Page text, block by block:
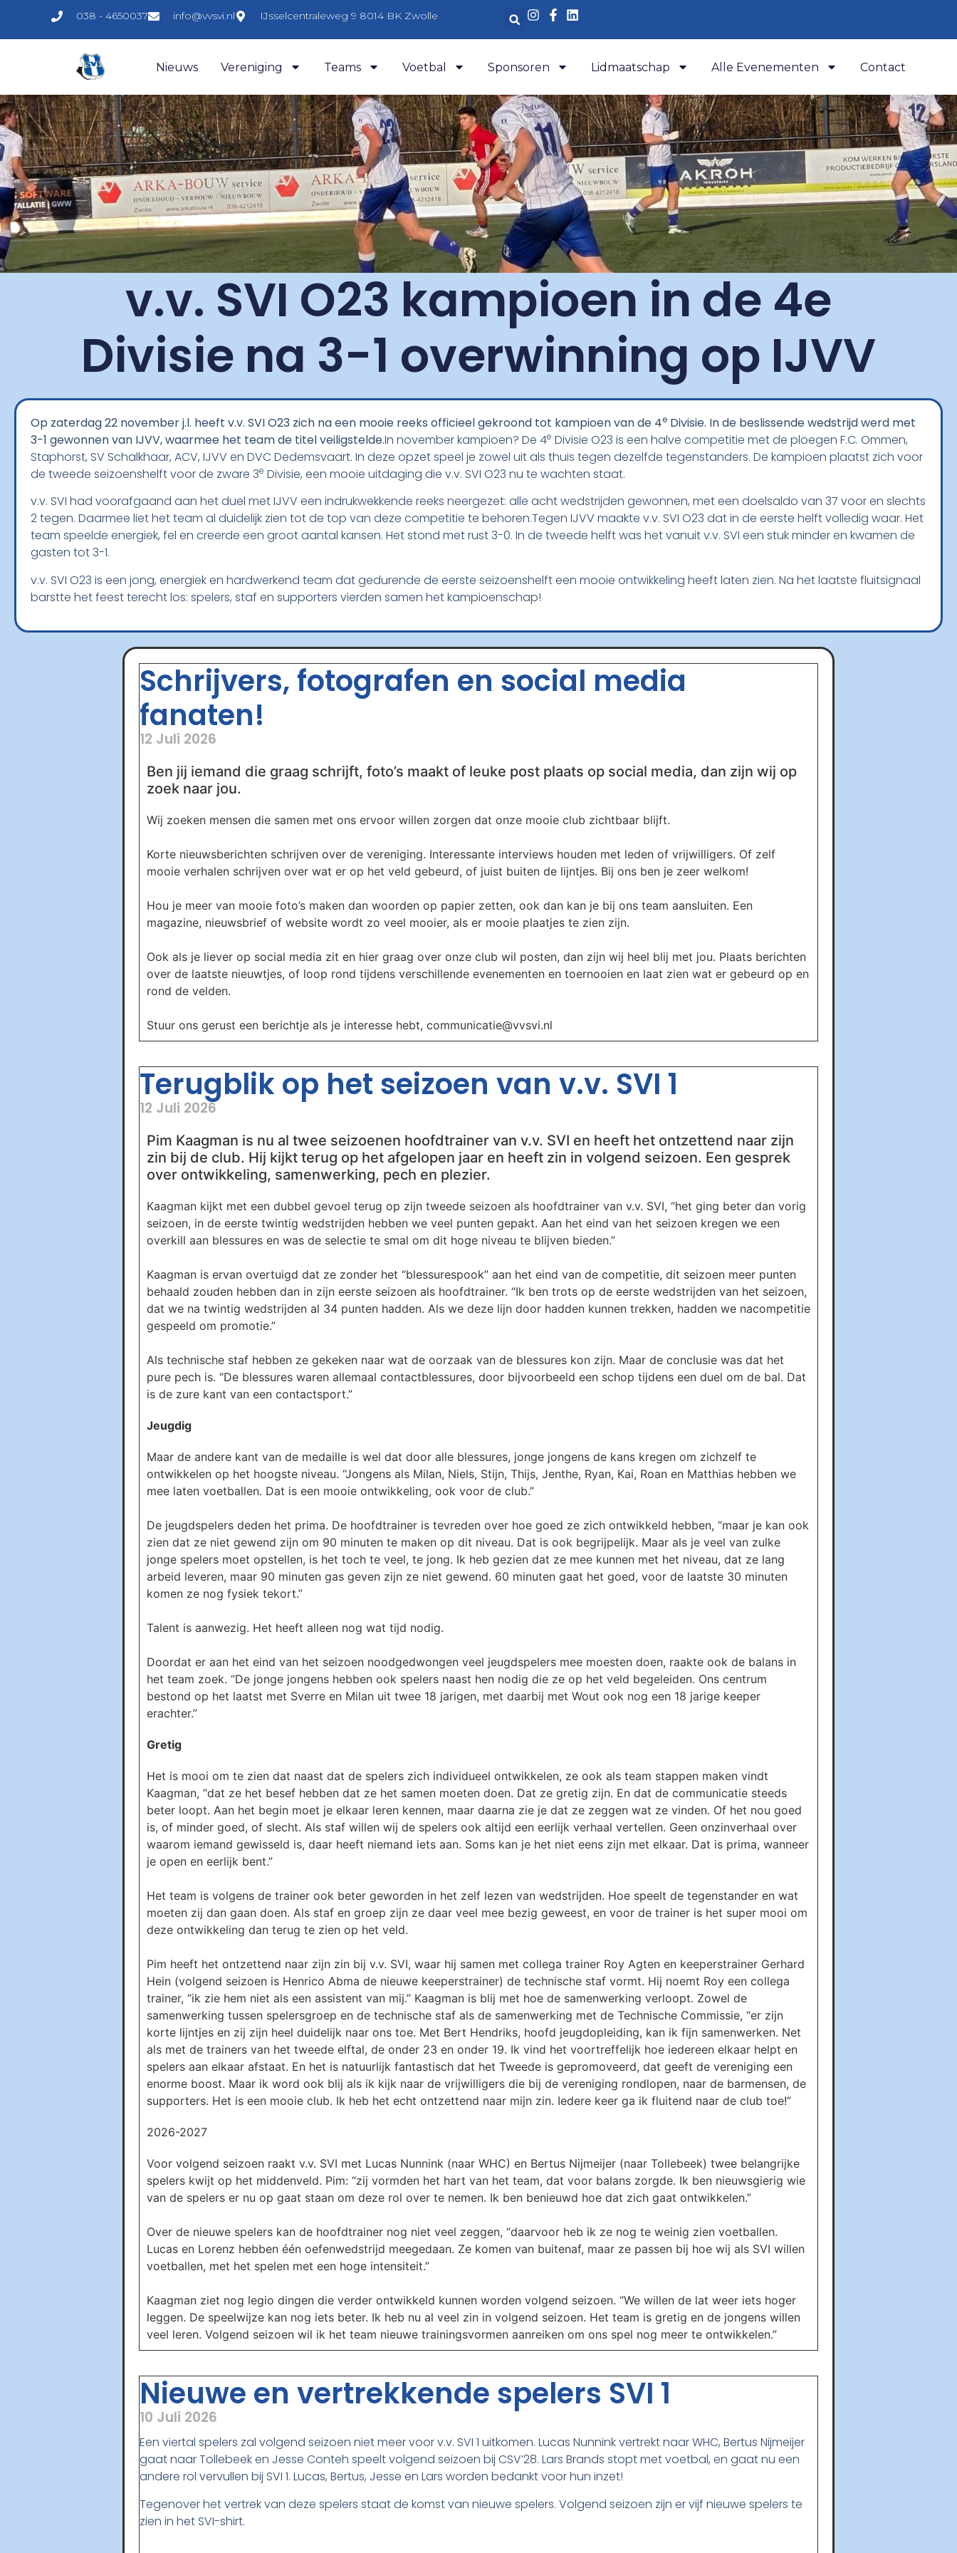
038 - 4650037 info@vvsvi.nl IJsselcentraleweg 9 8014 BK Zwolle
Nieuws Vereniging Teams Voetbal Sponsoren Lidmaatschap Alle Evenementen Contact
v.v. SVI O23 kampioen in de 4e
Divisie na 3-1 overwinning op IJVV
Op zaterdag 22 november j.l. heeft v.v. SVI O23 zich na een mooie reeks officieel gekroond tot kampioen van de 4e Divisie. In de beslissende wedstrijd werd met
3-1 gewonnen van IJVV, waarmee het team de titel veiligstelde.In november kampioen? De 4e Divisie O23 is een halve competitie met de ploegen F.C. Ommen,
Staphorst, SV Schalkhaar, ACV, IJVV en DVC Dedemsvaart. In deze opzet speel je zowel uit als thuis tegen dezelfde tegenstanders. De kampioen plaatst zich voor
de tweede seizoenshelft voor de zware 3e Divisie, een mooie uitdaging die v.v. SVI O23 nu te wachten staat.
v.v. SVI had voorafgaand aan het duel met IJVV een indrukwekkende reeks neergezet: alle acht wedstrijden gewonnen, met een doelsaldo van 37 voor en slechts
2 tegen. Daarmee liet het team al duidelijk zien tot de top van deze competitie te behoren.Tegen IJVV maakte v.v. SVI O23 dat in de eerste helft volledig waar. Het
team speelde energiek, fel en creerde een groot aantal kansen. Het stond met rust 3-0. In de tweede helft was het vanuit v.v. SVI een stuk minder en kwamen de
gasten tot 3-1.
v.v. SVI O23 is een jong, energiek en hardwerkend team dat gedurende de eerste seizoenshelft een mooie ontwikkeling heeft laten zien. Na het laatste fluitsignaal
barstte het feest terecht los: spelers, staf en supporters vierden samen het kampioenschap!
Schrijvers, fotografen en social media
fanaten!
12 Juli 2026
Ben jij iemand die graag schrijft, foto’s maakt of leuke post plaats op social media, dan zijn wij op
zoek naar jou.
Wij zoeken mensen die samen met ons ervoor willen zorgen dat onze mooie club zichtbaar blijft.
Korte nieuwsberichten schrijven over de vereniging. Interessante interviews houden met leden of vrijwilligers. Of zelf
mooie verhalen schrijven over wat er op het veld gebeurd, of juist buiten de lijntjes. Bij ons ben je zeer welkom!
Hou je meer van mooie foto’s maken dan woorden op papier zetten, ook dan kan je bij ons team aansluiten. Een
magazine, nieuwsbrief of website wordt zo veel mooier, als er mooie plaatjes te zien zijn.
Ook als je liever op social media zit en hier graag over onze club wil posten, dan zijn wij heel blij met jou. Plaats berichten
over de laatste nieuwtjes, of loop rond tijdens verschillende evenementen en toernooien en laat zien wat er gebeurd op en
rond de velden.
Stuur ons gerust een berichtje als je interesse hebt, communicatie@vvsvi.nl
Terugblik op het seizoen van v.v. SVI 1
12 Juli 2026
Pim Kaagman is nu al twee seizoenen hoofdtrainer van v.v. SVI en heeft het ontzettend naar zijn
zin bij de club. Hij kijkt terug op het afgelopen jaar en heeft zin in volgend seizoen. Een gesprek
over ontwikkeling, samenwerking, pech en plezier.
Kaagman kijkt met een dubbel gevoel terug op zijn tweede seizoen als hoofdtrainer van v.v. SVI, “het ging beter dan vorig
seizoen, in de eerste twintig wedstrijden hebben we veel punten gepakt. Aan het eind van het seizoen kregen we een
overkill aan blessures en was de selectie te smal om dit hoge niveau te blijven bieden.”
Kaagman is ervan overtuigd dat ze zonder het “blessurespook” aan het eind van de competitie, dit seizoen meer punten
behaald zouden hebben dan in zijn eerste seizoen als hoofdtrainer. “Ik ben trots op de eerste wedstrijden van het seizoen,
dat we na twintig wedstrijden al 34 punten hadden. Als we deze lijn door hadden kunnen trekken, hadden we nacompetitie
gespeeld om promotie.”
Als technische staf hebben ze gekeken naar wat de oorzaak van de blessures kon zijn. Maar de conclusie was dat het
pure pech is. “De blessures waren allemaal contactblessures, door bijvoorbeeld een schop tijdens een duel om de bal. Dat
is de zure kant van een contactsport.”
Jeugdig
Maar de andere kant van de medaille is wel dat door alle blessures, jonge jongens de kans kregen om zichzelf te
ontwikkelen op het hoogste niveau. “Jongens als Milan, Niels, Stijn, Thijs, Jenthe, Ryan, Kai, Roan en Matthias hebben we
mee laten voetballen. Dat is een mooie ontwikkeling, ook voor de club.”
De jeugdspelers deden het prima. De hoofdtrainer is tevreden over hoe goed ze zich ontwikkeld hebben, “maar je kan ook
zien dat ze niet gewend zijn om 90 minuten te maken op dit niveau. Dat is ook begrijpelijk. Maar als je veel van zulke
jonge spelers moet opstellen, is het toch te veel, te jong. Ik heb gezien dat ze mee kunnen met het niveau, dat ze lang
arbeid leveren, maar 90 minuten gas geven zijn ze niet gewend. 60 minuten gaat het goed, voor de laatste 30 minuten
komen ze nog fysiek tekort.”
Talent is aanwezig. Het heeft alleen nog wat tijd nodig.
Doordat er aan het eind van het seizoen noodgedwongen veel jeugdspelers mee moesten doen, raakte ook de balans in
het team zoek. “De jonge jongens hebben ook spelers naast hen nodig die ze op het veld begeleiden. Ons centrum
bestond op het laatst met Sverre en Milan uit twee 18 jarigen, met daarbij met Wout ook nog een 18 jarige keeper
erachter.”
Gretig
Het is mooi om te zien dat naast dat de spelers zich individueel ontwikkelen, ze ook als team stappen maken vindt
Kaagman, “dat ze het besef hebben dat ze het samen moeten doen. Dat ze gretig zijn. En dat de communicatie steeds
beter loopt. Aan het begin moet je elkaar leren kennen, maar daarna zie je dat ze zeggen wat ze vinden. Of het nou goed
is, of minder goed, of slecht. Als staf willen wij de spelers ook altijd een eerlijk verhaal vertellen. Geen onzinverhaal over
waarom iemand gewisseld is, daar heeft niemand iets aan. Soms kan je het niet eens zijn met elkaar. Dat is prima, wanneer
je open en eerlijk bent.”
Het team is volgens de trainer ook beter geworden in het zelf lezen van wedstrijden. Hoe speelt de tegenstander en wat
moeten zij dan gaan doen. Als staf en groep zijn ze daar veel mee bezig geweest, en voor de trainer is het super mooi om
deze ontwikkeling dan terug te zien op het veld.
Pim heeft het ontzettend naar zijn zin bij v.v. SVI, waar hij samen met collega trainer Roy Agten en keeperstrainer Gerhard
Hein (volgend seizoen is Henrico Abma de nieuwe keeperstrainer) de technische staf vormt. Hij noemt Roy een collega
trainer, “ik zie hem niet als een assistent van mij.” Kaagman is blij met hoe de samenwerking verloopt. Zowel de
samenwerking tussen spelersgroep en de technische staf als de samenwerking met de Technische Commissie, “er zijn
korte lijntjes en zij zijn heel duidelijk naar ons toe. Met Bert Hendriks, hoofd jeugdopleiding, kan ik fijn samenwerken. Net
als met de trainers van het tweede elftal, de onder 23 en onder 19. Ik vind het voortreffelijk hoe iedereen elkaar helpt en
spelers aan elkaar afstaat. En het is natuurlijk fantastisch dat het Tweede is gepromoveerd, dat geeft de vereniging een
enorme boost. Maar ik word ook blij als ik kijk naar de vrijwilligers die bij de vereniging rondlopen, naar de barmensen, de
supporters. Het is een mooie club. Ik heb het echt ontzettend naar mijn zin. Iedere keer ga ik fluitend naar de club toe!”
2026-2027
Voor volgend seizoen raakt v.v. SVI met Lucas Nunnink (naar WHC) en Bertus Nijmeijer (naar Tollebeek) twee belangrijke
spelers kwijt op het middenveld. Pim: “zij vormden het hart van het team, dat voor balans zorgde. Ik ben nieuwsgierig wie
van de spelers er nu op gaat staan om deze rol over te nemen. Ik ben benieuwd hoe dat zich gaat ontwikkelen.”
Over de nieuwe spelers kan de hoofdtrainer nog niet veel zeggen, “daarvoor heb ik ze nog te weinig zien voetballen.
Lucas en Lorenz hebben één oefenwedstrijd meegedaan. Ze komen van buitenaf, maar ze passen bij hoe wij als SVI willen
voetballen, met het spelen met een hoge intensiteit.”
Kaagman ziet nog legio dingen die verder ontwikkeld kunnen worden volgend seizoen. “We willen de lat weer iets hoger
leggen. De speelwijze kan nog iets beter. Ik heb nu al veel zin in volgend seizoen. Het team is gretig en de jongens willen
veel leren. Volgend seizoen wil ik het team nieuwe trainingsvormen aanreiken om ons spel nog meer te ontwikkelen.”
Nieuwe en vertrekkende spelers SVI 1
10 Juli 2026
Een viertal spelers zal volgend seizoen niet meer voor v.v. SVI 1 uitkomen. Lucas Nunnink vertrekt naar WHC, Bertus Nijmeijer
gaat naar Tollebeek en Jesse Conteh speelt volgend seizoen bij CSV’28. Lars Brands stopt met voetbal, en gaat nu een
andere rol vervullen bij SVI 1. Lucas, Bertus, Jesse en Lars worden bedankt voor hun inzet!
Tegenover het vertrek van deze spelers staat de komst van nieuwe spelers. Volgend seizoen zijn er vijf nieuwe spelers te
zien in het SVI-shirt.